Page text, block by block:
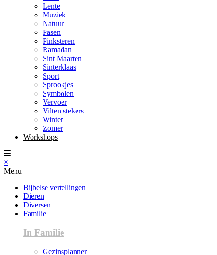
Lente
Muziek
Natuur
Pasen
Pinksteren
Ramadan
Sint Maarten
Sinterklaas
Sport
Sprookjes
Symbolen
Vervoer
Vilten stekers
Winter
Zomer
Workshops
×
Menu
Bijbelse vertellingen
Dieren
Diversen
Familie
In Familie
Gezinsplanner